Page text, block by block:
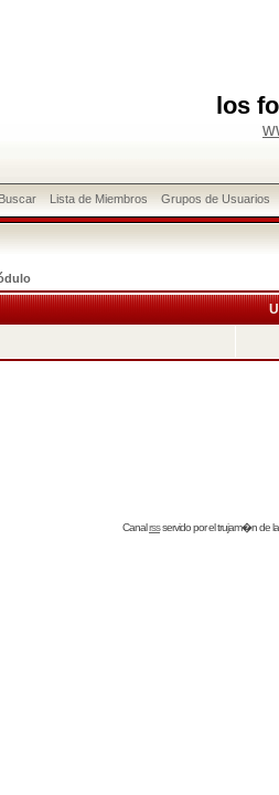
los
Buscar Lista de Miembros Grupos de Usuarios
Canalrssservido por eltrujam�nde